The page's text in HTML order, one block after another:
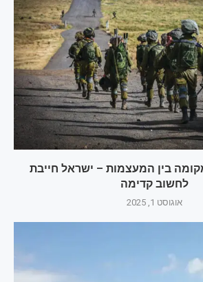
בין המעצמות – ישראל חייבת
לחשוב קדימה
אוגוסט 1, 2025